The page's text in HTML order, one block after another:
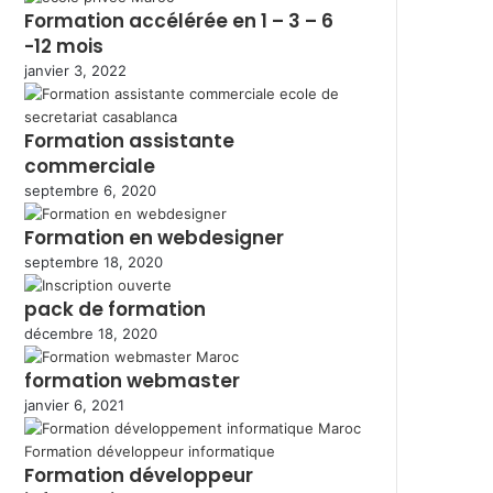
Formation accélérée en 1 – 3 – 6
-12 mois
janvier 3, 2022
Formation assistante
commerciale
septembre 6, 2020
Formation en webdesigner
septembre 18, 2020
pack de formation
décembre 18, 2020
formation webmaster
janvier 6, 2021
Formation développeur